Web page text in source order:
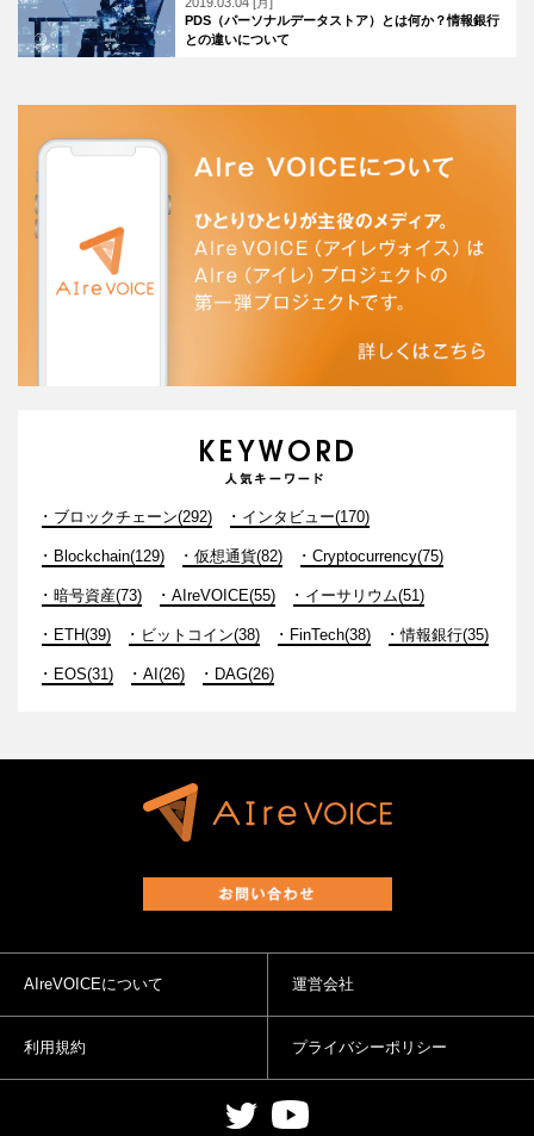
PDS（パーソナルデータストア）とは何か？情報銀行
との違いについて
ブロックチェーン(292) インタビュー(170)
Blockchain(129) 仮想通貨(82) Cryptocurrency(75)
暗号資産(73) AIreVOICE(55) イーサリウム(51)
ETH(39) ビットコイン(38) FinTech(38) 情報銀行(35)
EOS(31) AI(26) DAG(26)
AIreVOICEについて 運営会社
利用規約 プライバシーポリシー